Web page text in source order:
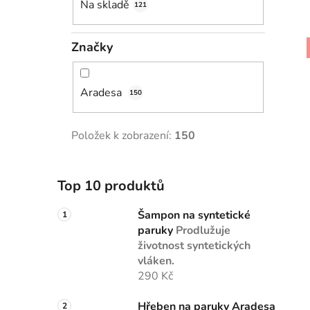
Na skladě 121
Značky
Aradesa 150
Položek k zobrazení: 150
Top 10 produktů
Šampon na syntetické
paruky Prodlužuje
životnost syntetických
vláken.
290 Kč
Hřeben na paruky Aradesa